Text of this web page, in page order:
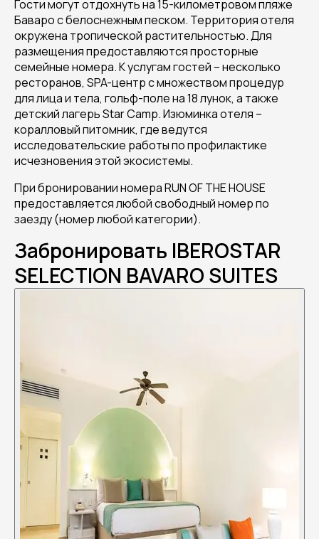
Гости могут отдохнуть на 15-километровом пляже
Баваро с белоснежным песком. Территория отеля
окружена тропической растительностью. Для
размещения предоставляются просторные
семейные номера. К услугам гостей – несколько
ресторанов, SPA-центр с множеством процедур
для лица и тела, гольф-поле на 18 лунок, а также
детский лагерь Star Camp. Изюминка отеля –
коралловый питомник, где ведутся
исследовательские работы по профилактике
исчезновения этой экосистемы.
При бронировании номера RUN OF THE HOUSE
предоставляется любой свободный номер по
заезду (номер любой категории).
Забронировать IBEROSTAR
SELECTION BAVARO SUITES